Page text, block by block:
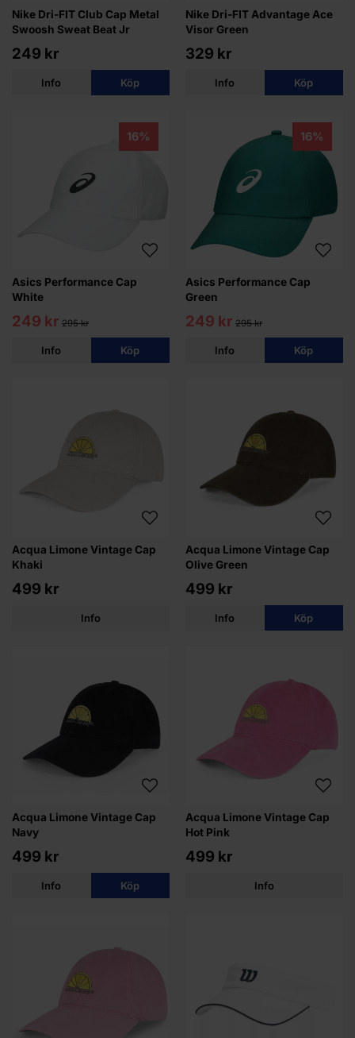
Nike Dri-FIT Club Cap Metal
Swoosh Sweat Beat Jr
249 kr
Info Köp
Nike Dri-FIT Advantage Ace
Visor Green
329 kr
Info Köp
16%
Asics Performance Cap
White
249 kr 295 kr
Info Köp
16%
Asics Performance Cap
Green
249 kr 295 kr
Info Köp
Acqua Limone Vintage Cap
Khaki
499 kr
Info
Acqua Limone Vintage Cap
Olive Green
499 kr
Info Köp
Acqua Limone Vintage Cap
Navy
499 kr
Info Köp
Acqua Limone Vintage Cap
Hot Pink
499 kr
Info